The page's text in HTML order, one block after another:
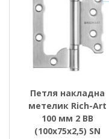
Петля накладна
метелик Rich-Art
100 мм 2 ВВ
(100х75х2,5) SN